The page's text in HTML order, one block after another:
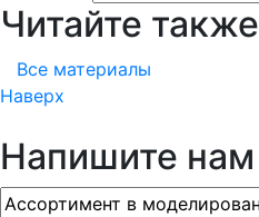
Читайте также
Все материалы
Наверх
Напишите нам